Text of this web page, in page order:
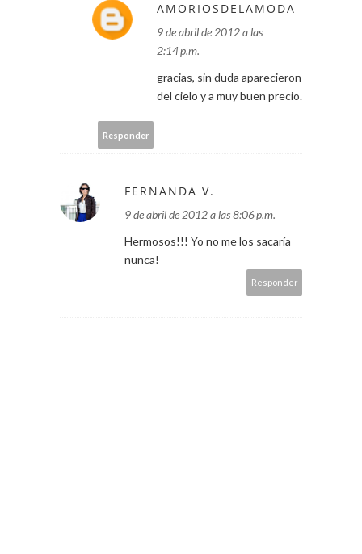
AMORIOSDELAMODA
9 de abril de 2012 a las
2:14 p.m.
gracias, sin duda aparecieron
del cielo y a muy buen precio.
Responder
FERNANDA V.
9 de abril de 2012 a las 8:06 p.m.
Hermosos!!! Yo no me los sacaría
nunca!
Responder